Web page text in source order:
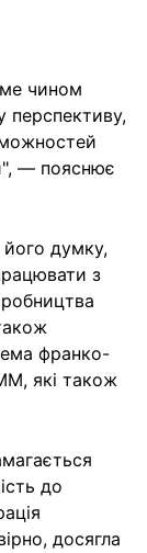
чином
перспективу,
— пояснює
його думку,
з
франко-
які також
до
досягла